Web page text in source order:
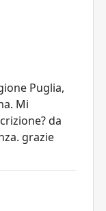
Puglia,
Mi
da
grazie